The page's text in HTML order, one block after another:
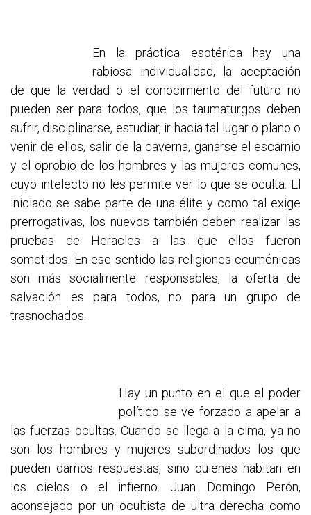
En la práctica esotérica hay una
rabiosa individualidad, la aceptación
de que la verdad o el conocimiento del futuro no
pueden ser para todos, que los taumaturgos deben
sufrir, disciplinarse, estudiar, ir hacia tal lugar o plano o
venir de ellos, salir de la caverna, ganarse el escarnio
y el oprobio de los hombres y las mujeres comunes,
cuyo intelecto no les permite ver lo que se oculta. El
iniciado se sabe parte de una élite y como tal exige
prerrogativas, los nuevos también deben realizar las
pruebas de Heracles a las que ellos fueron
sometidos. En ese sentido las religiones ecuménicas
son más socialmente responsables, la oferta de
salvación es para todos, no para un grupo de
trasnochados.
Hay un punto en el que el poder
político se ve forzado a apelar a
las fuerzas ocultas. Cuando se llega a la cima, ya no
son los hombres y mujeres subordinados los que
pueden darnos respuestas, sino quienes habitan en
los cielos o el infierno. Juan Domingo Perón,
aconsejado por un ocultista de ultra derecha como